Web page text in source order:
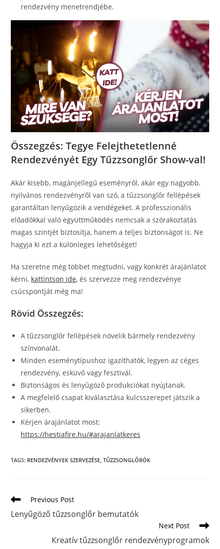
rendezvény menetrendjébe.
Összegzés: Tegye Felejthetetlenné
Rendezvényét Egy Tűzzsonglőr Show-val!
Akár kisebb, magánjellegű eseményről, akár egy nagyobb,
nyilvános rendezvényről van szó, a tűzzsonglőr fellépések
garantáltan lenyűgözik a vendégeket. A professzionális
előadókkal való együttműködés nemcsak a szórakoztatás
magas szintjét biztosítja, hanem a teljes biztonságot is. Ne
hagyja ki ezt a különleges lehetőséget!
Ha szeretne még többet megtudni, vagy konkrét árajánlatot
kérni, kattintson ide, és szervezze meg rendezvénye
csúcspontját még ma!
Rövid Összegzés:
A tűzzsonglőr fellépések növelik bármely rendezvény
színvonalát.
Minden eseménytípushoz igazíthatók, legyen az céges
rendezvény, esküvő vagy fesztivál.
Biztonságos és lenyűgöző produkciókat nyújtanak.
A megfelelő csapat kiválasztása kulcsszerepet játszik a
sikerben.
Kérjen árajánlatot most:
https://hestiafire.hu/#arajanlatkeres
TAGS: RENDEZVÉNYEK SZERVEZÉSE TŰZZSONGLŐRÓK
Previous Post
Lenyűgöző tűzzsonglőr bemutatók
Next Post
Kreatív tűzzsonglőr rendezvényprogramok